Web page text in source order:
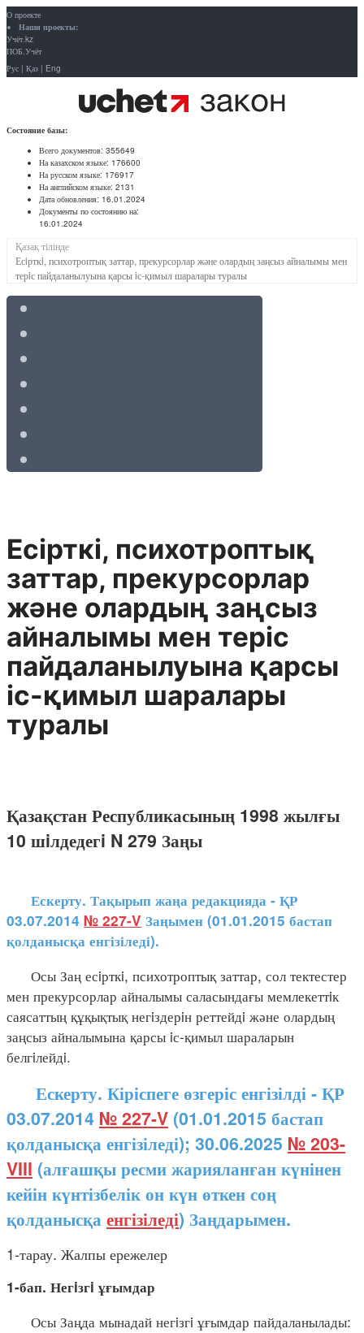
О проекте
Наши проекты:
Учёт.kz
ПОБ.Учёт
Рус | Қаз | Eng
Состояние базы:
Всего документов: 355649
На казахском языке: 176600
На русском языке: 176917
На английском языке: 2131
Дата обновления: 16.01.2024
Документы по состоянию на:
16.01.2024
Қазақ тілінде
Есiрткi, психотроптық заттар, прекурсорлар және олардың заңсыз айналымы мен
терiс пайдаланылуына қарсы iс-қимыл шаралары туралы
Есiрткi, психотроптық
заттар, прекурсорлар
және олардың заңсыз
айналымы мен терiс
пайдаланылуына қарсы
iс-қимыл шаралары
туралы
Қазақстан Республикасының 1998 жылғы
10 шiлдедегi N 279 Заңы
Ескерту. Тақырып жаңа редакцияда - ҚР
03.07.2014 № 227-V Заңымен (01.01.2015 бастап
қолданысқа енгізіледі).
Осы Заң есiрткi, психотроптық заттар, сол тектестер
мен прекурсорлар айналымы саласындағы мемлекеттiк
саясаттың құқықтық негiздерiн реттейдi және олардың
заңсыз айналымына қарсы iс-қимыл шараларын
белгiлейдi.
Ескерту. Кіріспеге өзгеріс енгізілді - ҚР
03.07.2014 № 227-V (01.01.2015 бастап
қолданысқа енгізіледі); 30.06.2025 № 203-
VIII (алғашқы ресми жарияланған күнінен
кейін күнтізбелік он күн өткен соң
қолданысқа енгізіледі) Заңдарымен.
1-тарау. Жалпы ережелер
1-бап. Негiзгi ұғымдар
Осы Заңда мынадай негiзгi ұғымдар пайдаланылады: